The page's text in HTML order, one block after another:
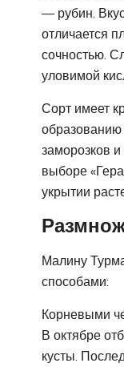
— рубин.
отличается
сочностью.
уловимой
Сорт имеет
заморозков
выборе
укрытии
Малину
способами:
Корневыми
В октябре
кусты.